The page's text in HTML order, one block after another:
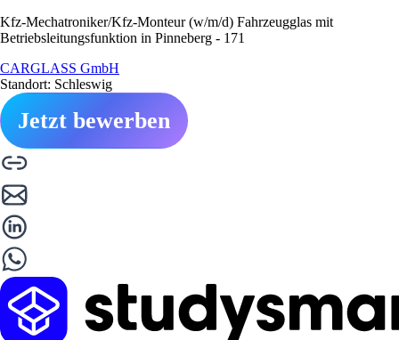
Kfz-Mechatroniker/Kfz-Monteur (w/m/d) Fahrzeugglas mit
Betriebsleitungsfunktion in Pinneberg - 171
CARGLASS GmbH
Standort: Schleswig
Jetzt bewerben